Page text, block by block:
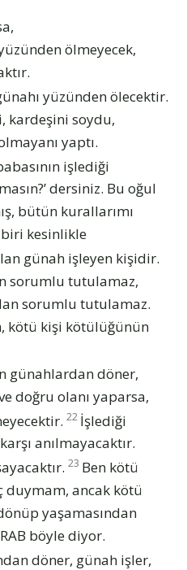
ölmeyecek,
yüzünden ölecektir.
kardeşini soydu,
yaptı.
işlediği
dersiniz. Bu oğul
bütün kurallarımı
kesinlikle
günah işleyen kişidir.
sorumlu tutulamaz,
sorumlu tutulamaz.
kötü kişi kötülüğünün
günahlardan döner,
doğru olanı yaparsa,
22 İşlediği
anılmayacaktır.
23 Ben kötü
duymam, ancak kötü
yaşamasından
böyle diyor.
döner, günah işler,